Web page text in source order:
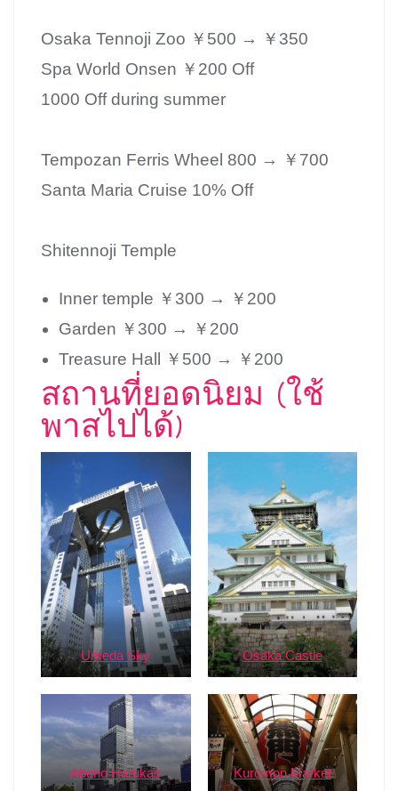
Osaka Tennoji Zoo ￥500 → ￥350
Spa World Onsen ￥200 Off
1000 Off during summer
Tempozan Ferris Wheel 800 → ￥700
Santa Maria Cruise 10% Off
Shitennoji Temple
Inner temple ￥300 → ￥200
Garden ￥300 → ￥200
Treasure Hall ￥500 → ￥200
สถานที่ยอดนิยม (ใช้
พาสไปได้)
Umeda Sky Osaka Castle
Abeno Harukas Kuromon Market